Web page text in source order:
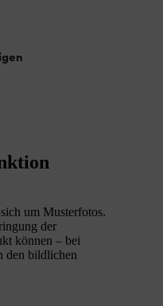
um Musterfotos.
der
können – bei
den bildlichen